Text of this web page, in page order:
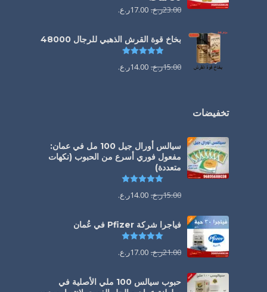
23.00ر.ع. 17.00ر.ع.
بخاخ قوة القرش الذهبي للرجال 48000
تم التقييم
15.00ر.ع. 14.00ر.ع.
تخفيضات
سيالس أورال جيل 100 مل في عمان:
مفعول فوري أسرع من الحبوب (نكهات
متعددة)
15.00ر.ع. 14.00ر.ع.
فياجرا شركة Pfizer في عُمان
21.00ر.ع. 17.00ر.ع.
حبوب سيالس 100 ملي الأصلية في